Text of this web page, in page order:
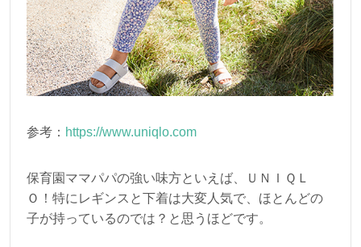
参考： https://www.uniqlo.com
保育園ママパパの強い味方といえば、ＵＮＩＱＬ
Ｏ！特にレギンスと下着は大変人気で、ほとんどの
子が持っているのでは？と思うほどです。